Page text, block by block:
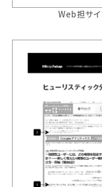
Web担サ